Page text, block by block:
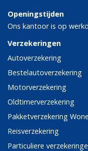
Openingstijden
Ons kantoor is op
Verzekeringen
Autoverzekering
Bestelautoverzekering
Motorverzekering
Oldtimerverzekering
Pakketverzekering
Reisverzekering
Particuliere